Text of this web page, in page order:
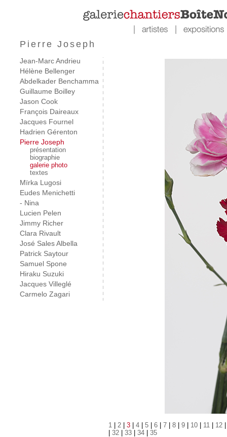
Pierre Joseph
Jean-Marc Andrieu
Hélène Bellenger
Abdelkader Benchamma
Guillaume Boilley
Jason Cook
François Daireaux
Jacques Fournel
Hadrien Gérenton
Pierre Joseph
présentation
biographie
galerie photo
textes
Mïrka Lugosi
Eudes Menichetti
- Nina
Lucien Pelen
Jimmy Richer
Clara Rivault
José Sales Albella
Patrick Saytour
Samuel Spone
Hiraku Suzuki
Jacques Villeglé
Carmelo Zagari
1 2 3 4 5 6 7 8 9 10 11 12
32 33 34 35